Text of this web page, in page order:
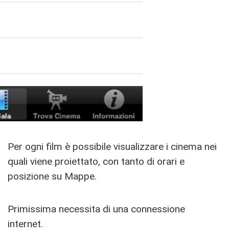
Per ogni film è possibile visualizzare i cinema nei
quali viene proiettato, con tanto di orari e
posizione su Mappe.
Primissima necessita di una connessione
internet.